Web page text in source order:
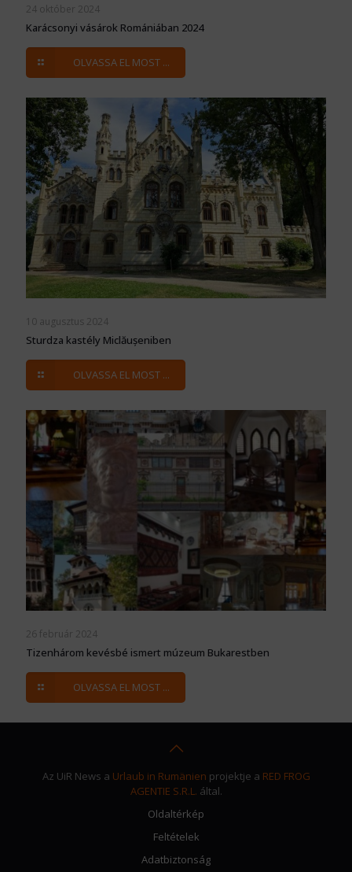
24 október 2024
Karácsonyi vásárok Romániában 2024
OLVASSA EL MOST ...
10 augusztus 2024
Sturdza kastély Miclăușeniben
OLVASSA EL MOST ...
26 február 2024
Tizenhárom kevésbé ismert múzeum Bukarestben
OLVASSA EL MOST ...
Az UiR News a Urlaub in Rumänien projektje a RED FROG
AGENTIE S.R.L. által.
Oldaltérkép
Feltételek
Adatbiztonság